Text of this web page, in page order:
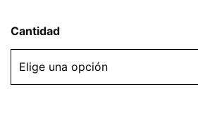
Cantidad